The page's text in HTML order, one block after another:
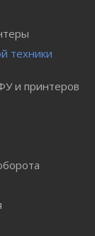
техники
и принтеров